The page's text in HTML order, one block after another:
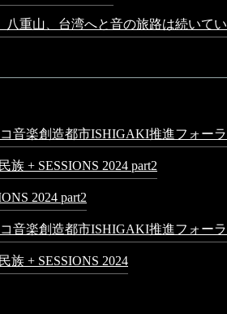
八重山、台湾へと音の旅路は続いて
音楽創造都市ISHIGAKI推進フォー
族 + SESSIONS 2024 part2
2024 part2
音楽創造都市ISHIGAKI推進フォー
族 + SESSIONS 2024